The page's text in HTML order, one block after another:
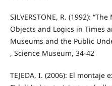
SILVERSTONE, R. (1992):
Objects and Logics in Times
Museums and the Public
, Science Museum, 34-42
TEJEDA, I. (2006): El